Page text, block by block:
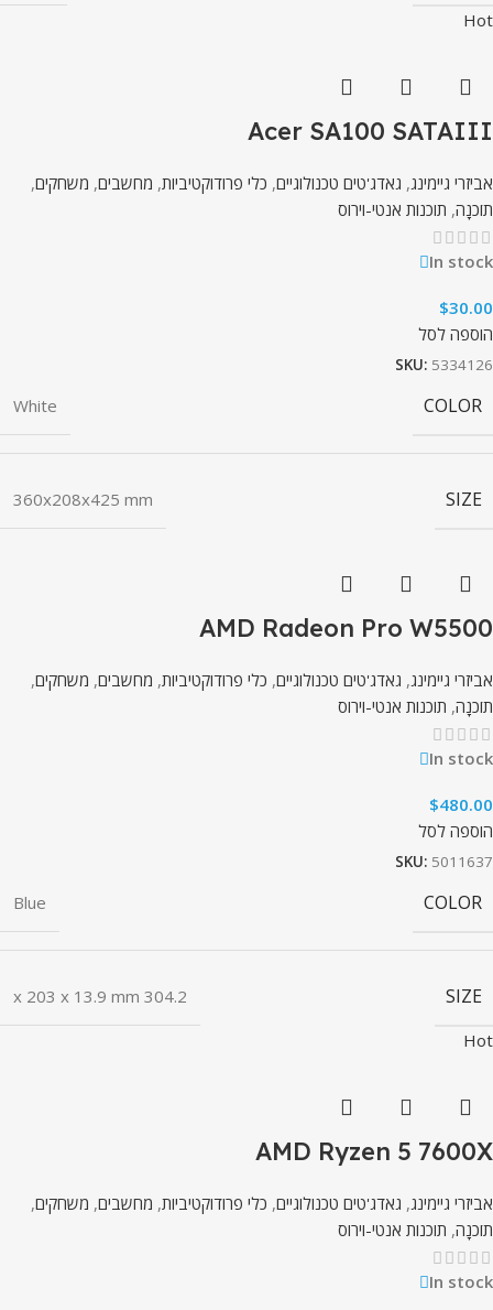
Hot
Acer SA100 SATAIII
אביזרי גיימינג, גאדג'טים טכנולוגיים, כלי פרודוקטיביות, מחשבים, משחקים,
תוֹכנָה, תוכנות אנטי-וירוס
In stock
$30.00
הוספה לסל
SKU: 5334126
COLOR
White
SIZE
360x208x425 mm
AMD Radeon Pro W5500
אביזרי גיימינג, גאדג'טים טכנולוגיים, כלי פרודוקטיביות, מחשבים, משחקים,
תוֹכנָה, תוכנות אנטי-וירוס
In stock
$480.00
הוספה לסל
SKU: 5011637
COLOR
Blue
SIZE
304.2 x 203 x 13.9 mm
Hot
AMD Ryzen 5 7600X
אביזרי גיימינג, גאדג'טים טכנולוגיים, כלי פרודוקטיביות, מחשבים, משחקים,
תוֹכנָה, תוכנות אנטי-וירוס
In stock